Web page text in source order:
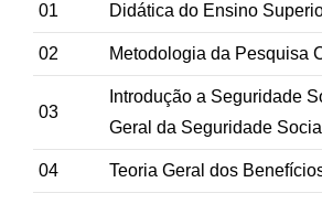
01 Didática do Ensino
02 Metodologia da Pesquisa
03
Introdução a Seguridade
Geral da Seguridade Social
04 Teoria Geral dos